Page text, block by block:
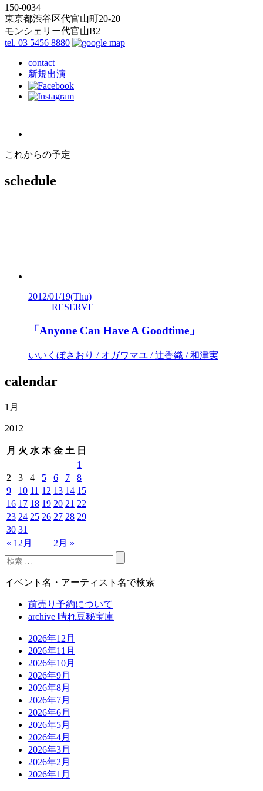
150-0034
東京都渋谷区代官山町20-20
モンシェリー代官山B2
tel. 03 5456 8880
contact
新規出演
これからの予定
schedule
2012/01/19(Thu)
RESERVE
「Anyone Can Have A Goodtime」
いいくぼさおり / オガワマユ / 辻香織 / 和津実
calendar
1月
2012
月 火 水 木 金 土 日
« 12月 2月 »
1
2
3 4 5 6 7
8
9
10 11 12 13 14 15
16 17 18 19 20 21 22
23 24 25 26 27 28 29
30 31
イベント名・アーティスト名で検索
前売り予約について
archive 晴れ豆秘宝庫
2026年12月
2026年11月
2026年10月
2026年9月
2026年8月
2026年7月
2026年6月
2026年5月
2026年4月
2026年3月
2026年2月
2026年1月